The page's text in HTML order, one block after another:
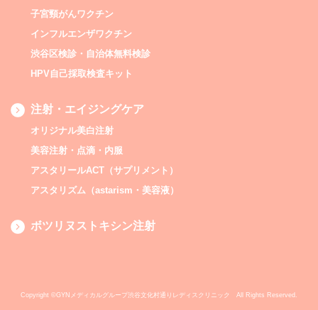
子宮頸がんワクチン
インフルエンザワクチン
渋谷区検診・自治体無料検診
HPV自己採取検査キット
注射・エイジングケア
オリジナル美白注射
美容注射・点滴・内服
アスタリールACT（サプリメント）
アスタリズム（astarism・美容液）
ボツリヌストキシン注射
Copyright ©GYNメディカルグループ渋谷文化村通りレディスクリニック All Rights Reserved.